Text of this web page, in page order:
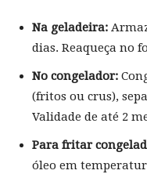
Na geladeira:
dias. Reaqueça no
No congelador:
(fritos ou crus),
Validade de até 2
Para fritar
óleo em